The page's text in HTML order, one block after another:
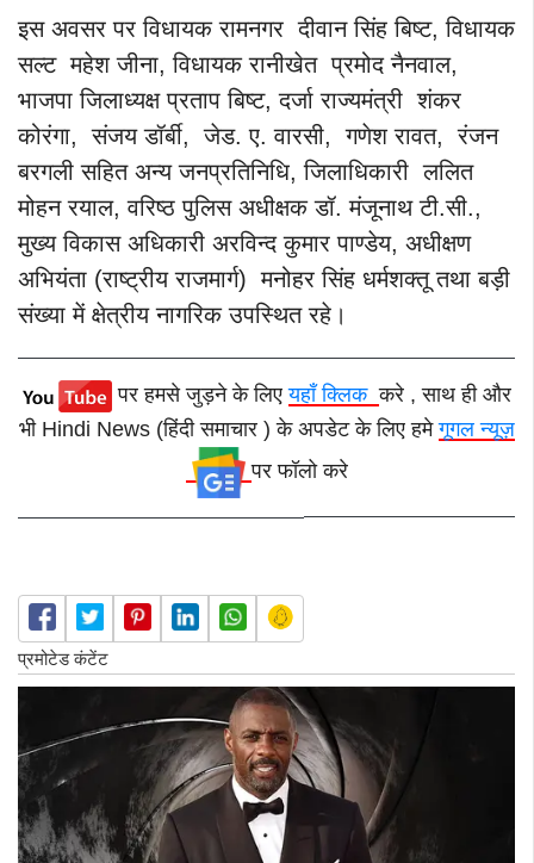
इस अवसर पर विधायक रामनगर दीवान सिंह बिष्ट, विधायक
सल्ट महेश जीना, विधायक रानीखेत प्रमोद नैनवाल,
भाजपा जिलाध्यक्ष प्रताप बिष्ट, दर्जा राज्यमंत्री शंकर
कोरंगा, संजय डॉर्बी, जेड. ए. वारसी, गणेश रावत, रंजन
बरगली सहित अन्य जनप्रतिनिधि, जिलाधिकारी ललित
मोहन रयाल, वरिष्ठ पुलिस अधीक्षक डॉ. मंजूनाथ टी.सी.,
मुख्य विकास अधिकारी अरविन्द कुमार पाण्डेय, अधीक्षण
अभियंता (राष्ट्रीय राजमार्ग) मनोहर सिंह धर्मशक्तू तथा बड़ी
संख्या में क्षेत्रीय नागरिक उपस्थित रहे।
पर हमसे जुड़ने के लिएयहाँ क्लिककरे , साथ ही और
भी Hindi News (हिंदी समाचार ) के अपडेट के लिए हमेगूगल न्यूज़
पर फॉलो करे